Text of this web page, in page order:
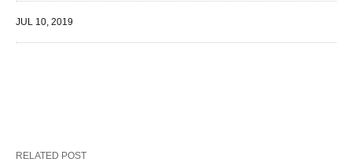
JUL 10, 2019
RELATED POST